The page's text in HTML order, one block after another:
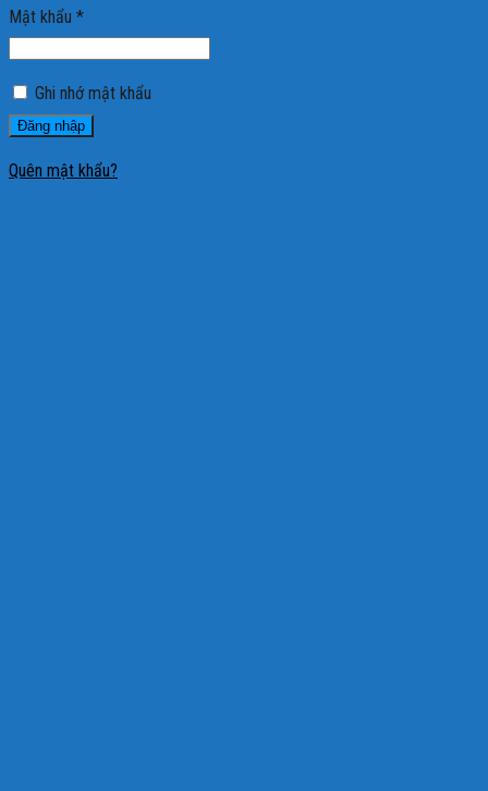
Mật khẩu *
Ghi nhớ mật khẩu
Đăng nhập
Quên mật khẩu?